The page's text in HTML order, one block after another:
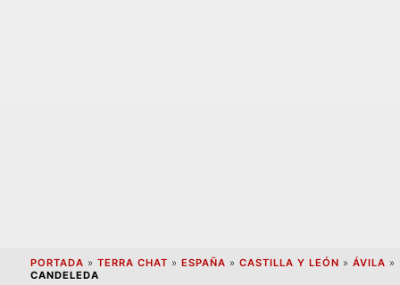
PORTADA » TERRA CHAT » ESPAÑA » CASTILLA Y LEÓN » ÁVILA »
CANDELEDA